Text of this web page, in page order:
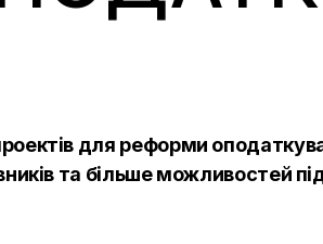
для реформи
та більше можливостей